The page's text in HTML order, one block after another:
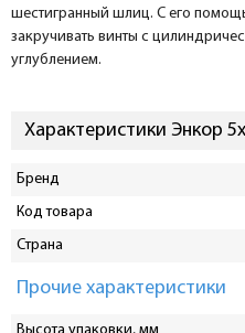
шестигранный шлиц. С его
закручивать винты с
углублением.
Характеристики Энкор
Бренд
Код товара
Страна
Прочие характеристики